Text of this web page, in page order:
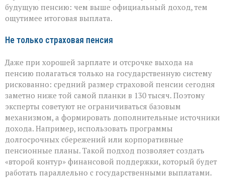
будущую пенсию: чем выше официальный доход, тем
ощутимее итоговая выплата.
Не только страховая пенсия
Даже при хорошей зарплате и отсрочке выхода на
пенсию полагаться только на государственную систему
рискованно: средний размер страховой пенсии сегодня
заметно ниже той самой планки в 130 тысяч. Поэтому
эксперты советуют не ограничиваться базовым
механизмом, а формировать дополнительные источники
дохода. Например, использовать программы
долгосрочных сбережений или корпоративные
пенсионные планы. Такой подход позволяет создать
«второй контур» финансовой поддержки, который будет
работать параллельно с государственными выплатами.